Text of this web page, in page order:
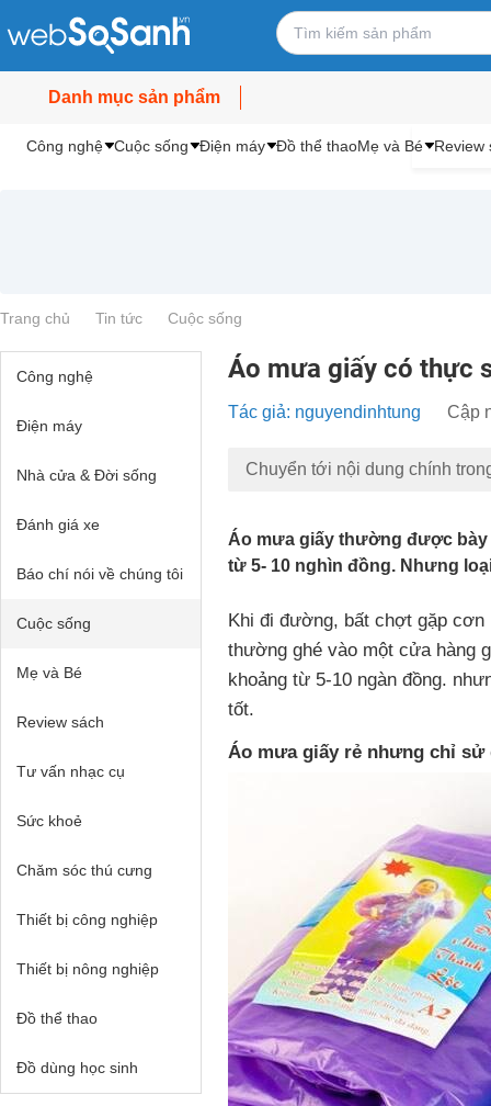
Danh mục sản phẩm
Công nghệ Cuộc sống Điện máy Đồ thể thaoMẹ và Bé Review
Trang chủ Tin tức Cuộc sống
Công nghệ
Điện máy
Nhà cửa & Đời sống
Đánh giá xe
Báo chí nói về chúng tôi
Cuộc sống
Mẹ và Bé
Review sách
Tư vấn nhạc cụ
Sức khoẻ
Chăm sóc thú cưng
Thiết bị công nghiệp
Thiết bị nông nghiệp
Đồ thể thao
Đồ dùng học sinh
Áo mưa giấy có thực
Tác giả: nguyendinhtung Cập
Chuyển tới nội dung chính
Áo mưa giấy thường được bày
từ 5- 10 nghìn đồng. Nhưng
Khi đi đường, bất chợt gặp
thường ghé vào một cửa hàng
khoảng từ 5-10 ngàn đồng.
tốt.
Áo mưa giấy rẻ nhưng chỉ sử